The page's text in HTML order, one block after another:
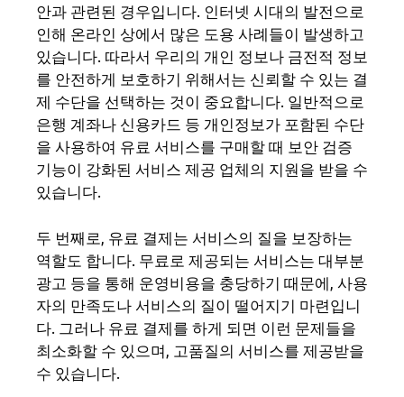
안과 관련된 경우입니다. 인터넷 시대의 발전으로
인해 온라인 상에서 많은 도용 사례들이 발생하고
있습니다. 따라서 우리의 개인 정보나 금전적 정보
를 안전하게 보호하기 위해서는 신뢰할 수 있는 결
제 수단을 선택하는 것이 중요합니다. 일반적으로
은행 계좌나 신용카드 등 개인정보가 포함된 수단
을 사용하여 유료 서비스를 구매할 때 보안 검증
기능이 강화된 서비스 제공 업체의 지원을 받을 수
있습니다.
두 번째로, 유료 결제는 서비스의 질을 보장하는
역할도 합니다. 무료로 제공되는 서비스는 대부분
광고 등을 통해 운영비용을 충당하기 때문에, 사용
자의 만족도나 서비스의 질이 떨어지기 마련입니
다. 그러나 유료 결제를 하게 되면 이런 문제들을
최소화할 수 있으며, 고품질의 서비스를 제공받을
수 있습니다.